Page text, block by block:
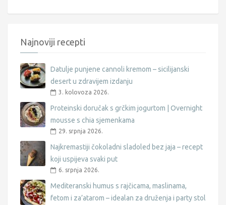
Najnoviji recepti
Datulje punjene cannoli kremom – sicilijanski
desert u zdravijem izdanju
3. kolovoza 2026.
Proteinski doručak s grčkim jogurtom | Overnight
mousse s chia sjemenkama
29. srpnja 2026.
Najkremastiji čokoladni sladoled bez jaja – recept
koji uspijeva svaki put
6. srpnja 2026.
Mediteranski humus s rajčicama, maslinama,
fetom i za’atarom – idealan za druženja i party stol